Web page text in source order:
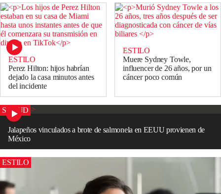
ESTILO
Perez Hilton: hijos habrían
dejado la casa minutos antes
del incidente
ESTILO
Muere Sydney Towle,
influencer de 26 años, por un
cáncer poco común
SALUD
Jalapeños vinculados a brote de salmonela en EEUU provienen de
México
ESTILO